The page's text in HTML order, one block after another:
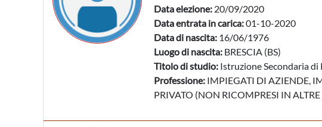
Data elezione: 20/09/2020
Data entrata in carica:01-10-2020
Data di nascita: 16/06/1976
Luogo di nascita: BRESCIA (BS)
Titolo di studio: Istruzione Secondaria di
Professione: IMPIEGATI DI AZIENDE,
PRIVATO (NON RICOMPRESI IN